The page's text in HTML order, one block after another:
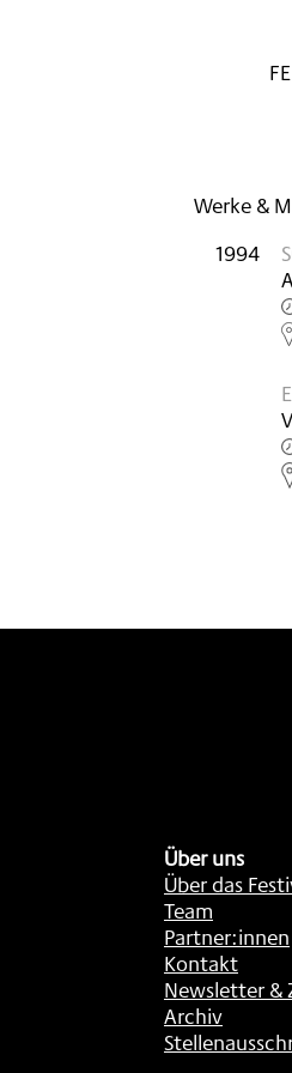
Werke &
1994
,
,
Über uns
Über das
Team
Partner:innen
Kontakt
Newsletter &
Archiv